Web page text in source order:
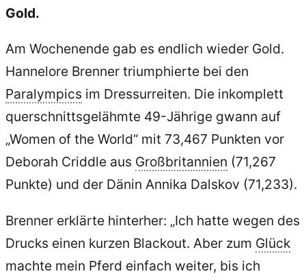
Gold.
Am Wochenende gab es endlich wieder Gold.
Hannelore Brenner triumphierte bei den
Paralympics im Dressurreiten. Die inkomplett
querschnittsgelähmte 49-Jährige gwann auf
„Women of the World“ mit 73,467 Punkten vor
Deborah Criddle aus Großbritannien (71,267
Punkte) und der Dänin Annika Dalskov (71,233).
Brenner erklärte hinterher: „Ich hatte wegen des
Drucks einen kurzen Blackout. Aber zum Glück
machte mein Pferd einfach weiter, bis ich